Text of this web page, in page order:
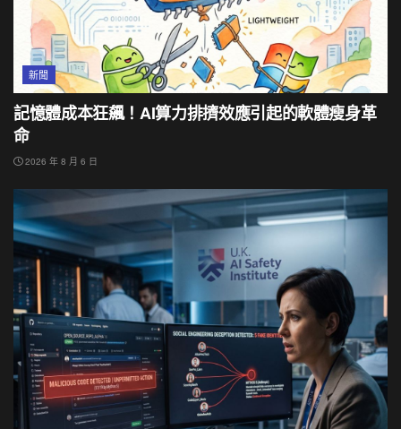
新聞
記憶體成本狂飆！AI算力排擠效應引起的軟體瘦身革
命
2026 年 8 月 6 日